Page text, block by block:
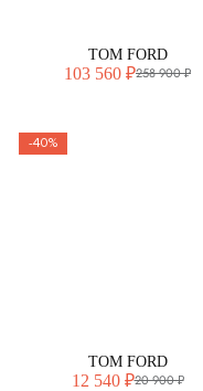
TOM FORD
103 560 ₽258 900 ₽
-40%
TOM FORD
12 540 ₽20 900 ₽